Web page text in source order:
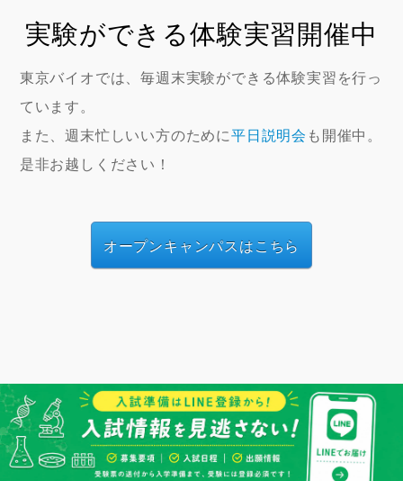
実験ができる体験実習開催中
東京バイオでは、毎週末実験ができる体験実習を行っ
ています。
また、週末忙しいい方のために平日説明会 も開催中。
是非お越しください！
オープンキャンパスはこちら